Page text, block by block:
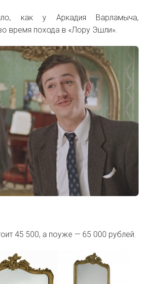
как у Аркадия Варламыча,
время похода в «Лору Эшли».
45 500, а поуже — 65 000 рублей.